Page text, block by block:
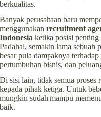
berkualitas.
Banyak perusahaan baru
menggunakan recruitment
Indonesia ketika posisi penting
Padahal, semakin lama sebuah
besar pula dampaknya
pertumbuhan bisnis, dan
Di sisi lain, tidak semua proses
kepada pihak ketiga. Untuk
mungkin sudah mampu
baik.